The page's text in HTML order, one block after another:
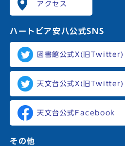
アクセス
ハートピア安八公式SNS
図書館公式X(旧Twitter)
天文台公式X(旧Twitter)
天文台公式Facebook
その他